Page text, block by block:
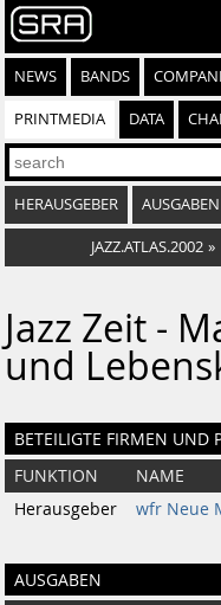
NEWS BANDS
PRINTMEDIA DATA
HERAUSGEBER AUSGABEN
JAZZ.ATLAS.2002 »
Jazz Zeit -
und
BETEILIGTE FIRMEN UND
FUNKTION NAME
Herausgeber
wfr Neue
AUSGABEN